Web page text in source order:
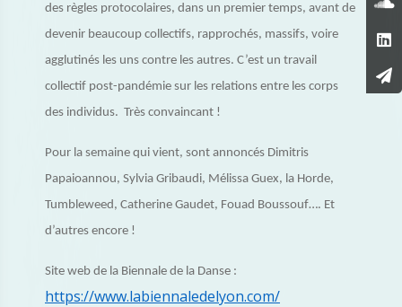
des règles protocolaires, dans un premier temps, avant de
devenir beaucoup collectifs, rapprochés, massifs, voire
agglutinés les uns contre les autres. C’est un travail
collectif post-pandémie sur les relations entre les corps
des individus. Très convaincant !
Pour la semaine qui vient, sont annoncés Dimitris
Papaioannou, Sylvia Gribaudi, Mélissa Guex, la Horde,
Tumbleweed, Catherine Gaudet, Fouad Boussouf…. Et
d’autres encore !
Site web de la Biennale de la Danse :
https://www.labiennaledelyon.com/